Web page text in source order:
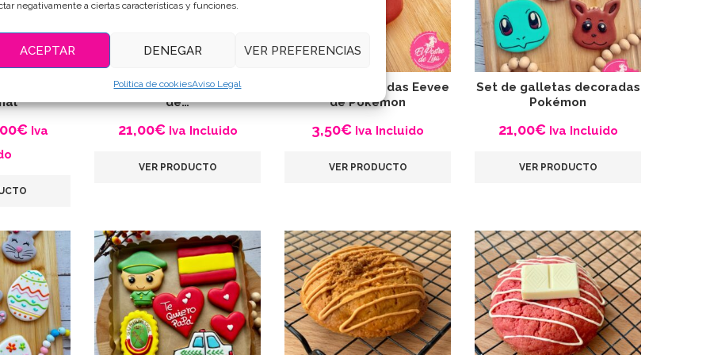
negativamente a ciertas características y funciones.
ACEPTAR DENEGAR VER PREFERENCIAS
Política de cookiesAviso Legal
limón
€Rango
hasta
10,00€
Iva
Set de galletas decoradas
de…
21,00€ Iva Incluido
VER PRODUCTO
Galletas decoradas Eevee
de Pokémon
3,50€ Iva Incluido
VER PRODUCTO
Set de galletas decoradas
Pokémon
21,00€ Iva Incluido
VER PRODUCTO